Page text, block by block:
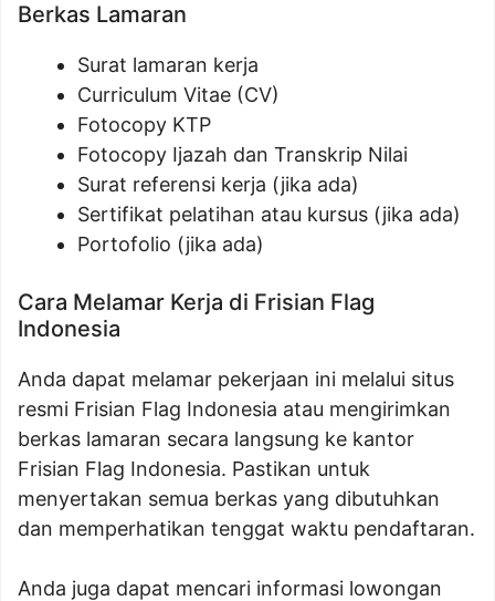
Berkas Lamaran
Surat lamaran kerja
Curriculum Vitae (CV)
Fotocopy KTP
Fotocopy Ijazah dan Transkrip Nilai
Surat referensi kerja (jika ada)
Sertifikat pelatihan atau kursus (jika ada)
Portofolio (jika ada)
Cara Melamar Kerja di Frisian Flag
Indonesia
Anda dapat melamar pekerjaan ini melalui situs
resmi Frisian Flag Indonesia atau mengirimkan
berkas lamaran secara langsung ke kantor
Frisian Flag Indonesia. Pastikan untuk
menyertakan semua berkas yang dibutuhkan
dan memperhatikan tenggat waktu pendaftaran.
Anda juga dapat mencari informasi lowongan